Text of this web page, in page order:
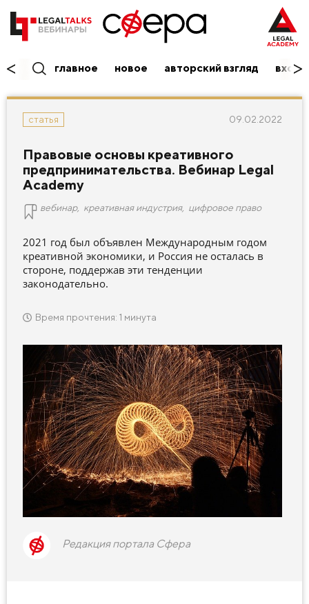
главное новое авторский взгляд вход/
статья 09.02.2022
Правовые основы креативного
предпринимательства. Вебинар Legal
Academy
вебинар, креативная индустрия, цифровое право
2021 год был объявлен Международным годом
креативной экономики, и Россия не осталась в
стороне, поддержав эти тенденции
законодательно.
Время прочтения: 1 минута
Редакция портала Сфера